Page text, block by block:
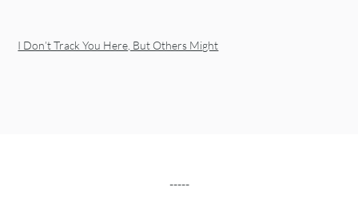
I Don’t Track You Here, But Others Might
-----